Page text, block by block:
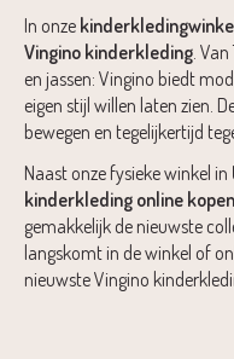
In onze
Vingino kinderkleding .
en jassen: Vingino biedt
eigen stijl willen laten zien.
bewegen en tegelijkertijd
Naast onze fysieke winkel in
kinderkleding online kopen
gemakkelijk de nieuwste
langskomt in de winkel of
nieuwste Vingino